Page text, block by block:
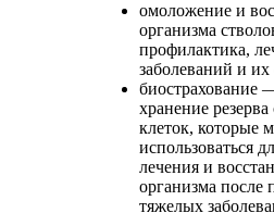
омоложение и
организма
профилактика,
заболеваний и
биострахование
хранение
клеток, которые
использоваться
лечения и
организма после
тяжелых